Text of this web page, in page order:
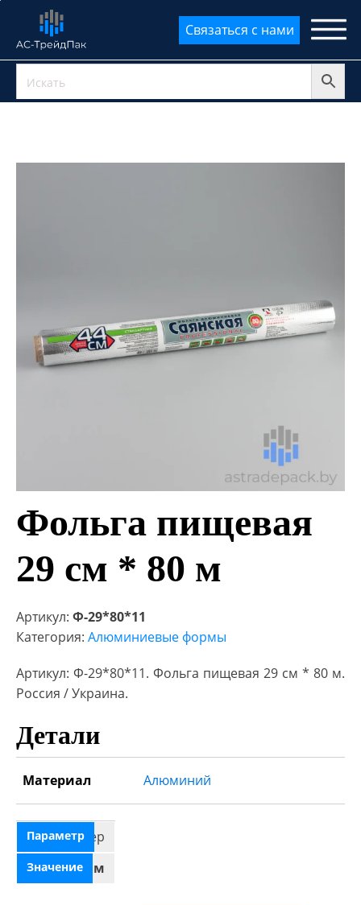
Связаться с нами
Фольга пищевая
29 см * 80 м
Артикул: Ф-29*80*11
Категория: Алюминиевые формы
Артикул: Ф-29*80*11. Фольга пищевая 29 см * 80 м.
Россия / Украина.
Детали
Материал Алюминий
Параметр
упаковки
Размер
29 см * 80 м